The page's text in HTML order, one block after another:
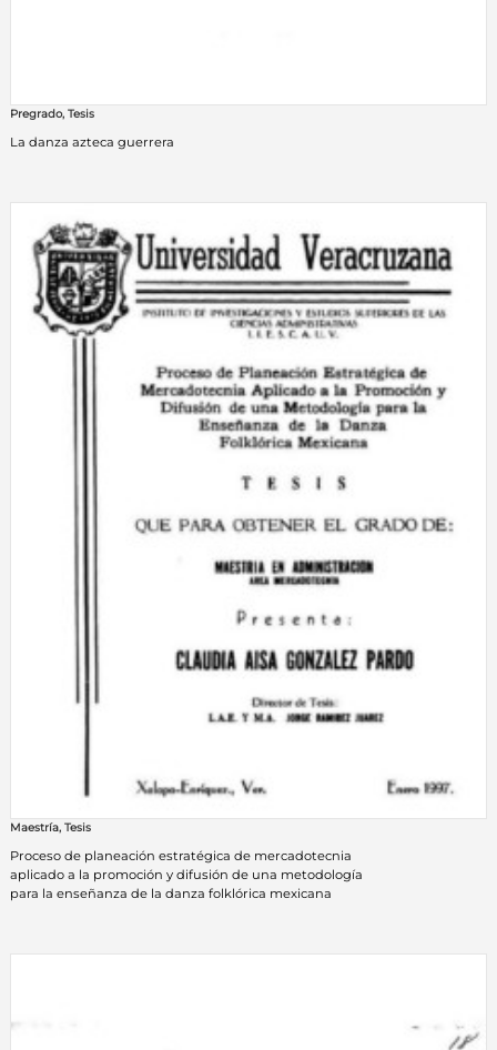
Pregrado, Tesis
La danza azteca guerrera
Maestría, Tesis
Proceso de planeación estratégica de mercadotecnia
aplicado a la promoción y difusión de una metodología
para la enseñanza de la danza folklórica mexicana